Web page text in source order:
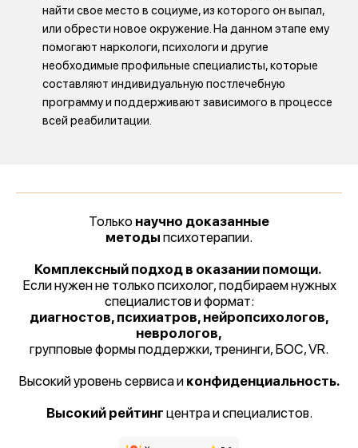
найти свое место в социуме, из которого он выпал,
или обрести новое окружение. На данном этапе ему
помогают наркологи, психологи и другие
необходимые профильные специалисты, которые
составляют индивидуальную постлечебную
программу и поддерживают зависимого в процессе
всей реабилитации.
Только научно доказанные
методы психотерапии.
Комплексный подход в оказании помощи.
Если нужен не только психолог, подбираем нужных
специалистов и формат:
диагностов, психиатров, нейропсихологов,
неврологов,
групповые формы поддержки, тренинги, БОС, VR.
Высокий уровень сервиса и конфиденциальность.
Высокий рейтинг центра и специалистов.